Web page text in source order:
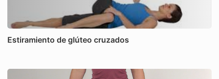
Estiramiento de glúteo cruzados